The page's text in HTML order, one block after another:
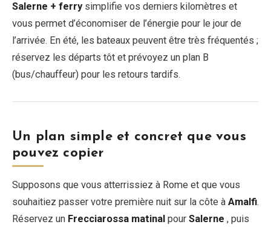
Salerne + ferrysimplifie vos derniers kilomètres et
vous permet d’économiser de l’énergie pour le jour de
l’arrivée. En été, les bateaux peuvent être très fréquentés ;
réservez les départs tôt et prévoyez un plan B
(bus/chauffeur) pour les retours tardifs.
Un plan simple et concret que vous
pouvez copier
Supposons que vous atterrissiez à Rome et que vous
souhaitiez passer votre première nuit sur la côte à Amalfi.
Réservez un Frecciarossa matinal pour Salerne , puis